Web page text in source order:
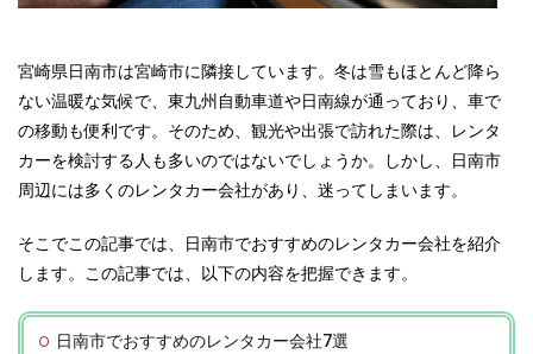
宮崎県日南市は宮崎市に隣接しています。冬は雪もほとんど降ら
ない温暖な気候で、東九州自動車道や日南線が通っており、車で
の移動も便利です。そのため、観光や出張で訪れた際は、レンタ
カーを検討する人も多いのではないでしょうか。しかし、日南市
周辺には多くのレンタカー会社があり、迷ってしまいます。
そこでこの記事では、日南市でおすすめのレンタカー会社を紹介
します。この記事では、以下の内容を把握できます。
日南市でおすすめのレンタカー会社7選